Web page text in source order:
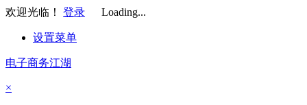
欢迎光临！ 登录 Loading...
设置菜单
电子商务江湖
×